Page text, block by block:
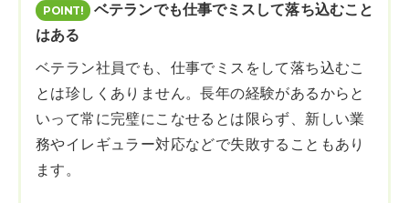
ベテランでも仕事でミスして落ち込むこと
はある
ベテラン社員でも、仕事でミスをして落ち込むこ
とは珍しくありません。長年の経験があるからと
いって常に完璧にこなせるとは限らず、新しい業
務やイレギュラー対応などで失敗することもあり
ます。